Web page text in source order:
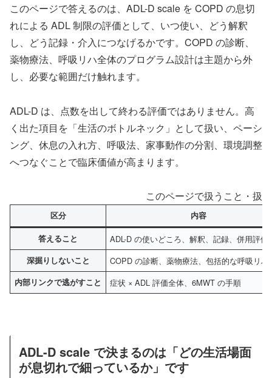
このページで答えるのは、ADL-D scale を COPD の息切
れによる ADL 制限の評価として、いつ使い、どう解釈
し、どう記録・介入につなげるかです。COPD の診断、
薬物療法、呼吸リハ全体のプログラム設計は主題から外
し、必要な範囲だけ触れます。
ADL-D は、点数を出して終わる評価ではありません。高
く出た項目を「生活のボトルネック」として扱い、ペーシ
ング、休息の入れ方、呼吸法、家事動作の分割、環境調整
へつなぐことで臨床価値が高まります。
このページで扱うこと・扱
区分 内容
答えること ADL-D の使いどころ、解釈、記録、併用評価
深掘りしないこと COPD の診断、薬物療法、包括的な呼吸リハ
内部リンクで逃がすこと 症状 × ADL 評価全体、6MWT の手順
ADL-D scale で決まるのは「どの生活場面
が息切れで細っているか」です